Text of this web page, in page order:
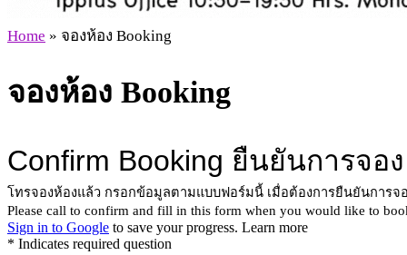
Home » จองห้อง Booking
จองห้อง Booking